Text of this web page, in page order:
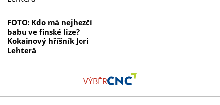
FOTO: Kdo má nejhezčí
babu ve finské lize?
Kokainový hříšník Jori
Lehterä
VÝBĚR